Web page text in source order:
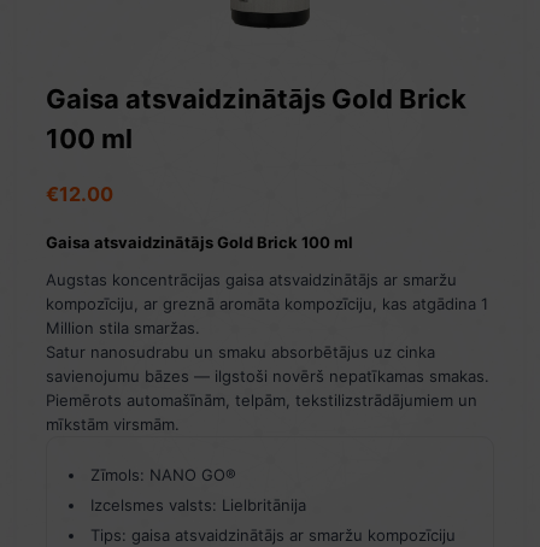
Gaisa atsvaidzinātājs Gold Brick
100 ml
€12.00
Gaisa atsvaidzinātājs Gold Brick 100 ml
Augstas koncentrācijas gaisa atsvaidzinātājs ar smaržu
kompozīciju, ar greznā aromāta kompozīciju, kas atgādina 1
Million stila smaržas.
Satur nanosudrabu un smaku absorbētājus uz cinka
savienojumu bāzes — ilgstoši novērš nepatīkamas smakas.
Piemērots automašīnām, telpām, tekstilizstrādājumiem un
mīkstām virsmām.
Zīmols: NANO GO®
Izcelsmes valsts: Lielbritānija
Tips: gaisa atsvaidzinātājs ar smaržu kompozīciju